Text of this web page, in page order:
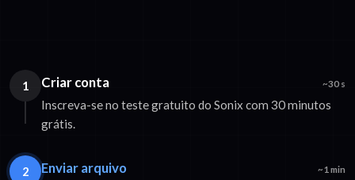
1 Criar conta ~30 s
Inscreva-se no teste gratuito do Sonix com 30 minutos
grátis.
2 Enviar arquivo ~1 min